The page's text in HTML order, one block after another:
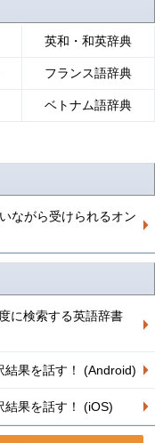
英和・和英辞典
フランス語辞典
ベトナム語辞典
ながら受けられるオン
に検索する英語辞書
結果を話す！ (Android)
結果を話す！ (iOS)